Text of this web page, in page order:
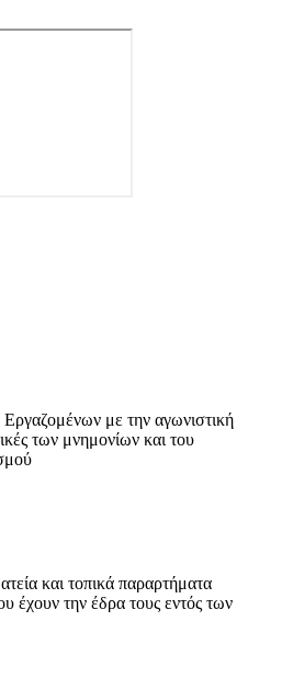
με την αγωνιστική
των μνημονίων και του
και τοπικά παραρτήματα
έχουν την έδρα τους εντός των